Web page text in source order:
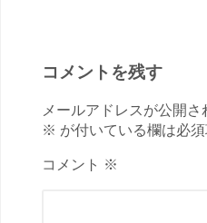
コメントを残す
メールアドレスが公開さ
※ が付いている欄は必
コメント ※